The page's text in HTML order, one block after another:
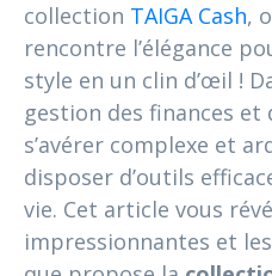
collection TAIGA Cash,
rencontre l’élégance
style en un clin d’œil !
gestion des finances et
s’avérer complexe et
disposer d’outils
vie. Cet article vous
impressionnantes et